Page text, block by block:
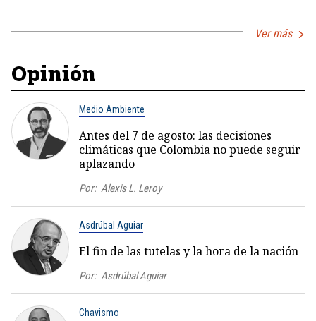
Ver más
Opinión
Medio Ambiente
Antes del 7 de agosto: las decisiones
climáticas que Colombia no puede seguir
aplazando
Por: Alexis L. Leroy
Asdrúbal Aguiar
El fin de las tutelas y la hora de la nación
Por: Asdrúbal Aguiar
Chavismo